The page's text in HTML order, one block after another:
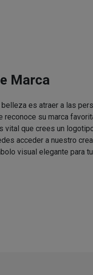
Marca
es atraer a las
reconoce su marca
vital que crees un
acceder a nuestro
visual elegante para tu